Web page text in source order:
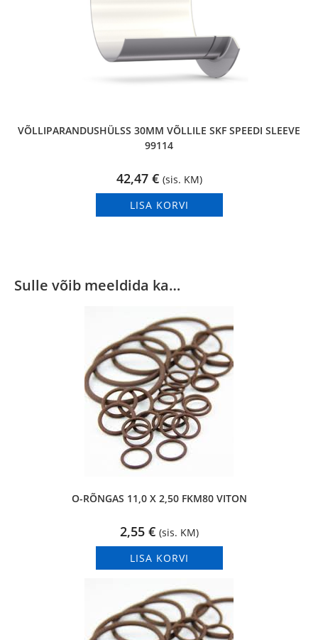
VÕLLIPARANDUSHÜLSS 30MM VÕLLILE SKF SPEEDI SLEEVE
99114
42,47 € (sis. KM)
LISA KORVI
Sulle võib meeldida ka…
O-RÕNGAS 11,0 X 2,50 FKM80 VITON
2,55 € (sis. KM)
LISA KORVI